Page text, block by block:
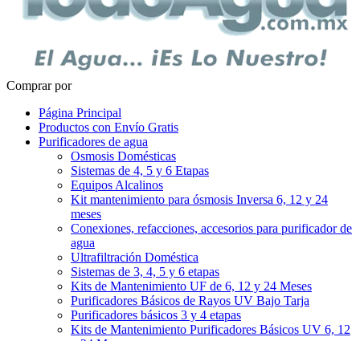
Comprar por
Página Principal
Productos con Envío Gratis
Purificadores de agua
Osmosis Domésticas
Sistemas de 4, 5 y 6 Etapas
Equipos Alcalinos
Kit mantenimiento para ósmosis Inversa 6, 12 y 24
meses
Conexiones, refacciones, accesorios para purificador de
agua
Ultrafiltración Doméstica
Sistemas de 3, 4, 5 y 6 etapas
Kits de Mantenimiento UF de 6, 12 y 24 Meses
Purificadores Básicos de Rayos UV Bajo Tarja
Purificadores básicos 3 y 4 etapas
Kits de Mantenimiento Purificadores Básicos UV 6, 12